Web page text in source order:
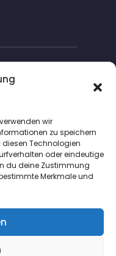
wir
zu speichern
Technologien
oder eindeutige
du deine Zustimmung
Merkmale und
and